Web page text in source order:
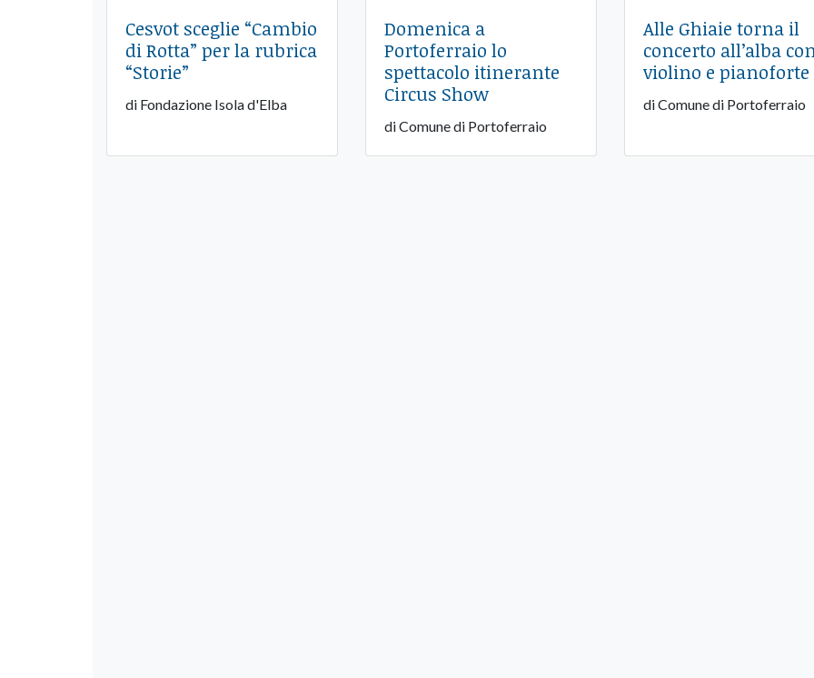
Cesvot sceglie “Cambio
di Rotta” per la rubrica
“Storie”
di Fondazione Isola d'Elba
Domenica a
Portoferraio lo
spettacolo itinerante
Circus Show
di Comune di Portoferraio
Alle Ghiaie torna il
concerto all’alba
violino e pianoforte
di Comune di Portoferraio